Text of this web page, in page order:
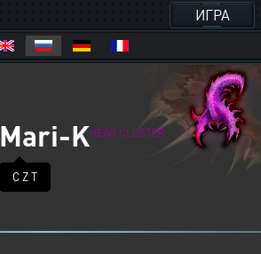
ИГРА
Mari-KHEAD CLUSTER
C Z T